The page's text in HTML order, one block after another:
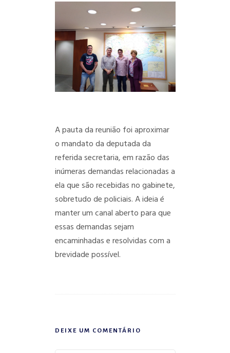
A pauta da reunião foi aproximar
o mandato da deputada da
referida secretaria, em razão das
inúmeras demandas relacionadas a
ela que são recebidas no gabinete,
sobretudo de policiais. A ideia é
manter um canal aberto para que
essas demandas sejam
encaminhadas e resolvidas com a
brevidade possível.
DEIXE UM COMENTÁRIO